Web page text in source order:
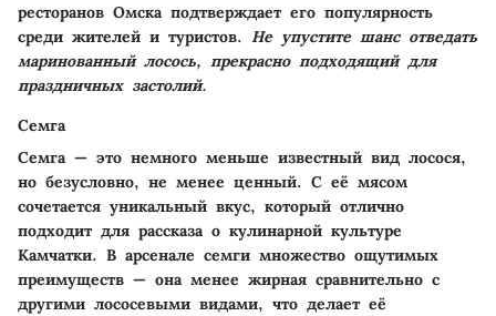
ресторанов Омска подтверждает его популярность
среди жителей и туристов. Не упустите шанс отведать
маринованный лосось, прекрасно подходящий для
праздничных застолий.
Семга
Семга — это немного меньше известный вид лосося,
но безусловно, не менее ценный. С её мясом
сочетается уникальный вкус, который отлично
подходит для рассказа о кулинарной культуре
Камчатки. В арсенале семги множество ощутимых
преимуществ — она менее жирная сравнительно с
другими лососевыми видами, что делает её